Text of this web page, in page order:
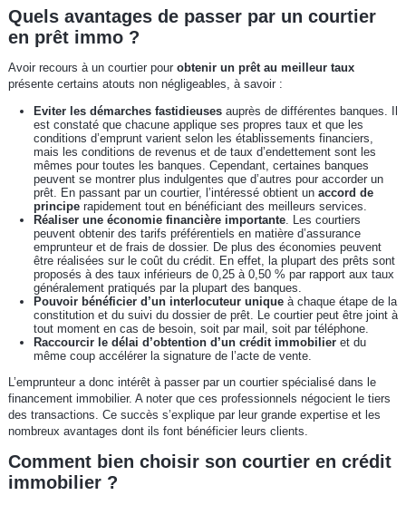
Quels avantages de passer par un courtier
en prêt immo ?
Avoir recours à un courtier pour obtenir un prêt au meilleur taux
présente certains atouts non négligeables, à savoir :
Eviter les démarches fastidieusesauprès de différentes banques. Il
est constaté que chacune applique ses propres taux et que les
conditions d’emprunt varient selon les établissements financiers,
mais les conditions de revenus et de taux d’endettement sont les
mêmes pour toutes les banques. Cependant, certaines banques
peuvent se montrer plus indulgentes que d’autres pour accorder un
prêt. En passant par un courtier, l’intéressé obtient un accord de
principerapidement tout en bénéficiant des meilleurs services.
Réaliser une économie financière importante. Les courtiers
peuvent obtenir des tarifs préférentiels en matière d’assurance
emprunteur et de frais de dossier. De plus des économies peuvent
être réalisées sur le coût du crédit. En effet, la plupart des prêts sont
proposés à des taux inférieurs de 0,25 à 0,50 % par rapport aux taux
généralement pratiqués par la plupart des banques.
Pouvoir bénéficier d’un interlocuteur uniqueà chaque étape de la
constitution et du suivi du dossier de prêt. Le courtier peut être joint à
tout moment en cas de besoin, soit par mail, soit par téléphone.
Raccourcir le délai d’obtention d’un crédit immobilieret du
même coup accélérer la signature de l’acte de vente.
L’emprunteur a donc intérêt à passer par un courtier spécialisé dans le
financement immobilier. A noter que ces professionnels négocient le tiers
des transactions. Ce succès s’explique par leur grande expertise et les
nombreux avantages dont ils font bénéficier leurs clients.
Comment bien choisir son courtier en crédit
immobilier ?